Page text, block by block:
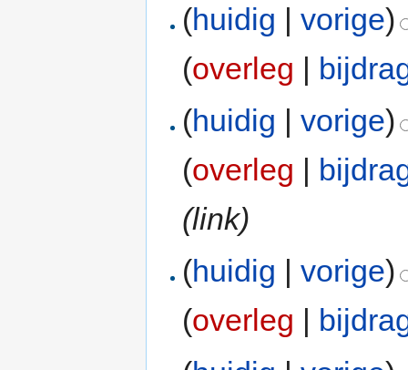
(huidig |vorige)
(overleg |
(huidig |vorige)
(overleg |
(link)
(huidig |vorige)
(overleg